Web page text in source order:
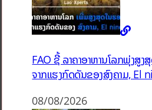
FAO ຊີ້ ລາຄາອາຫານໂລກພຸ່ງສູງ
ຈາກແຮງກົດດັນຂອງສົງຄາມ, El
08/08/2026